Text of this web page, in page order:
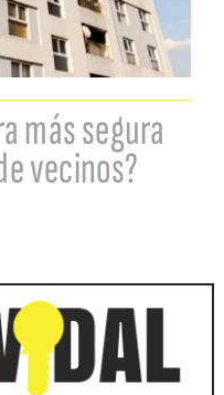
más segura
vecinos?